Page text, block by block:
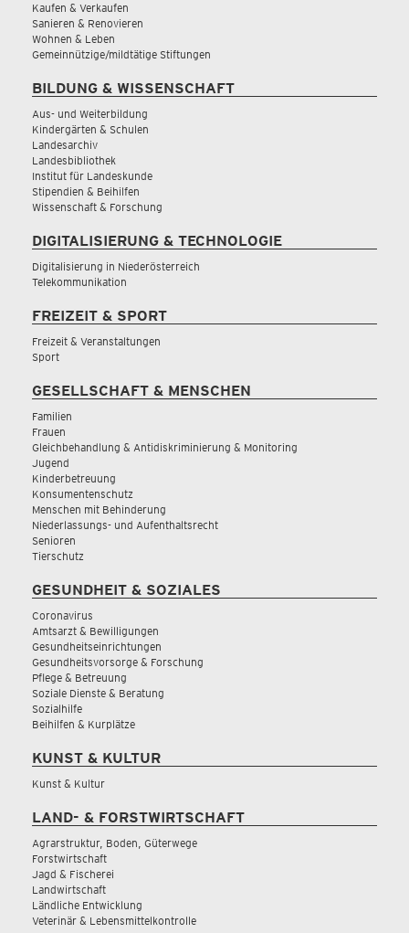
Kaufen & Verkaufen
Sanieren & Renovieren
Wohnen & Leben
Gemeinnützige/mildtätige Stiftungen
BILDUNG & WISSENSCHAFT
Aus- und Weiterbildung
Kindergärten & Schulen
Landesarchiv
Landesbibliothek
Institut für Landeskunde
Stipendien & Beihilfen
Wissenschaft & Forschung
DIGITALISIERUNG & TECHNOLOGIE
Digitalisierung in Niederösterreich
Telekommunikation
FREIZEIT & SPORT
Freizeit & Veranstaltungen
Sport
GESELLSCHAFT & MENSCHEN
Familien
Frauen
Gleichbehandlung & Antidiskriminierung & Monitoring
Jugend
Kinderbetreuung
Konsumentenschutz
Menschen mit Behinderung
Niederlassungs- und Aufenthaltsrecht
Senioren
Tierschutz
GESUNDHEIT & SOZIALES
Coronavirus
Amtsarzt & Bewilligungen
Gesundheitseinrichtungen
Gesundheitsvorsorge & Forschung
Pflege & Betreuung
Soziale Dienste & Beratung
Sozialhilfe
Beihilfen & Kurplätze
KUNST & KULTUR
Kunst & Kultur
LAND- & FORSTWIRTSCHAFT
Agrarstruktur, Boden, Güterwege
Forstwirtschaft
Jagd & Fischerei
Landwirtschaft
Ländliche Entwicklung
Veterinär & Lebensmittelkontrolle